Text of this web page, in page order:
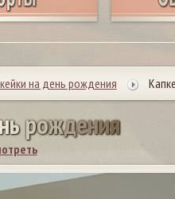
на день рождения
ьрождения